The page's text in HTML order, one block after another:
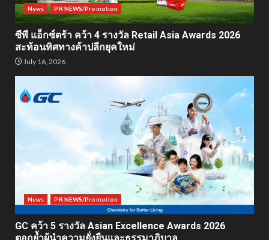
News PR NEWS/Promotion
ซีพี แอ็กซ์ตร้า คว้า 4 รางวัล Retail Asia Awards 2026
สะท้อนทิศทางค้าปลีกยุคใหม่
July 16, 2026
News PR NEWS/Promotion
GC คว้า 5 รางวัล Asian Excellence Awards 2026